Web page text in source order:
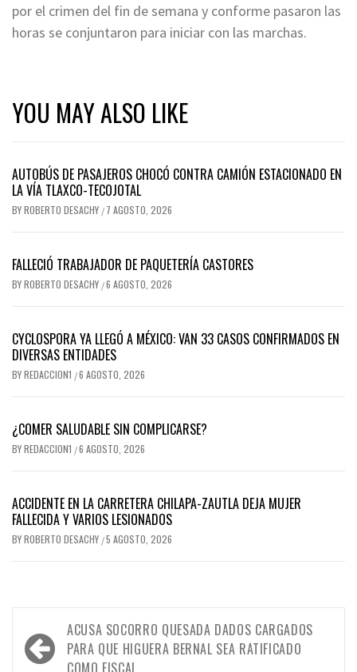
por el crimen del fin de semana y conforme pasaron las
horas se conjuntaron para iniciar con las marchas.
YOU MAY ALSO LIKE
AUTOBÚS DE PASAJEROS CHOCÓ CONTRA CAMIÓN ESTACIONADO EN
LA VÍA TLAXCO-TECOJOTAL
BYROBERTO DESACHY / 7 AGOSTO, 2026
FALLECIÓ TRABAJADOR DE PAQUETERÍA CASTORES
BYROBERTO DESACHY /6 AGOSTO, 2026
CYCLOSPORA YA LLEGÓ A MÉXICO: VAN 33 CASOS CONFIRMADOS EN
DIVERSAS ENTIDADES
BYREDACCION1 /6 AGOSTO, 2026
¿COMER SALUDABLE SIN COMPLICARSE?
BYREDACCION1 /6 AGOSTO, 2026
ACCIDENTE EN LA CARRETERA CHILAPA-ZAUTLA DEJA MUJER
FALLECIDA Y VARIOS LESIONADOS
BYROBERTO DESACHY /5 AGOSTO, 2026
Navegación
de
ACUSA SOCORRO QUESADA DADOS CARGADOS
PARA QUE HIGUERA BERNAL SEA RATIFICADO